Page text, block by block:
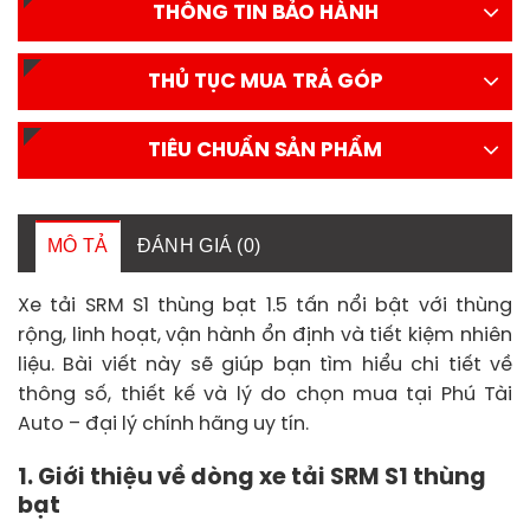
THÔNG TIN BẢO HÀNH
THỦ TỤC MUA TRẢ GÓP
TIÊU CHUẨN SẢN PHẨM
MÔ TẢ ĐÁNH GIÁ (0)
Xe tải SRM S1 thùng bạt 1.5 tấn nổi bật với thùng
rộng, linh hoạt, vận hành ổn định và tiết kiệm nhiên
liệu. Bài viết này sẽ giúp bạn tìm hiểu chi tiết về
thông số, thiết kế và lý do chọn mua tại Phú Tài
Auto – đại lý chính hãng uy tín.
1. Giới thiệu về dòng xe tải SRM S1 thùng
bạt